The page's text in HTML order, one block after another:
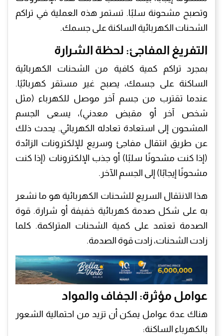
وتصبح مشحونة سلبًا. تستمر هذه العملية في تراكم
الشحنات الكهربائية الساكنة على جسمك.
التفريغ المفاجئ: لحظة الشرارة
بمجرد تراكم كمية كافية من الشحنات الكهربائية
الساكنة على جسمك، يصبح غير مستقر كهربائيًا.
عندما تقترب من جسم آخر موصل للكهرباء (مثل
شخص آخر أو مقبض معدني)، يسعى الجسم
المشحون إلى استعادة تعادله الكهربائي. يحدث ذلك
عن طريق انتقال مفاجئ وسريع للإلكترونات الزائدة
(إذا كنت مشحونًا سلبًا) أو جذب الإلكترونات (إذا كنت
مشحونًا إيجابًا) إلى الجسم الآخر.
هذا الانتقال السريع للشحنات الكهربائية هو ما نشعر
به على شكل صدمة كهربائية خفيفة أو شرارة. قوة
الصدمة تعتمد على كمية الشحنات المتراكمة. كلما
زادت الشحنات، زادت قوة الصدمة.
عوامل مؤثرة: الجفاف والمواد
هناك عدة عوامل يمكن أن تزيد من احتمالية الشعور
بالكهرباء الساكنة: